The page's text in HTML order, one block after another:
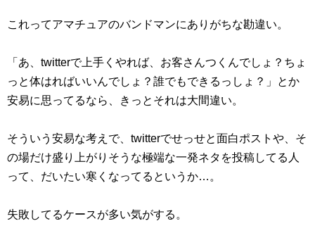
これってアマチュアのバンドマンにありがちな勘違い。
「あ、twitterで上手くやれば、お客さんつくんでしょ？ちょ
っと体はればいいんでしょ？誰でもできるっしょ？」とか
安易に思ってるなら、きっとそれは大間違い。
そういう安易な考えで、twitterでせっせと面白ポストや、そ
の場だけ盛り上がりそうな極端な一発ネタを投稿してる人
って、だいたい寒くなってるというか…。
失敗してるケースが多い気がする。